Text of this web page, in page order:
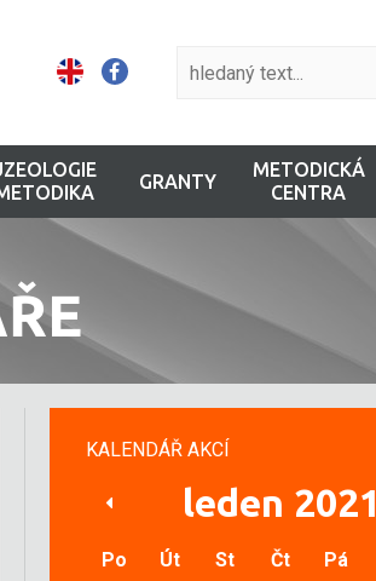
GRANTY
METODICKÁ
CENTRA
KALENDÁŘ AKCÍ
leden 2021
Po Út St Čt Pá